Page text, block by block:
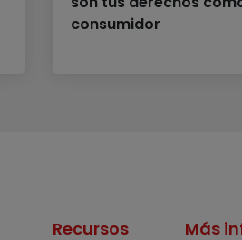
consumidor
Recursos Más